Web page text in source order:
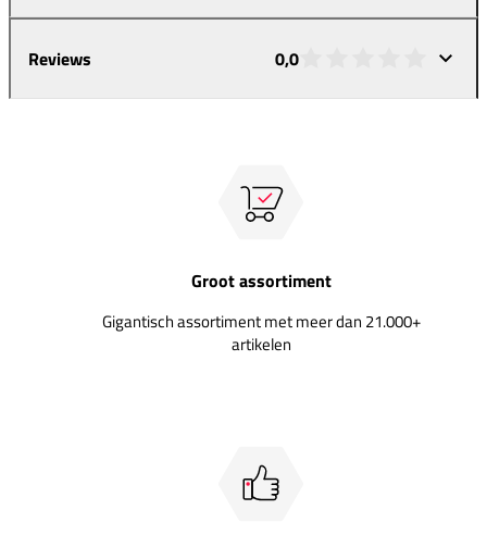
Reviews 0,0
Groot assortiment
Gigantisch assortiment met meer dan 21.000+
artikelen